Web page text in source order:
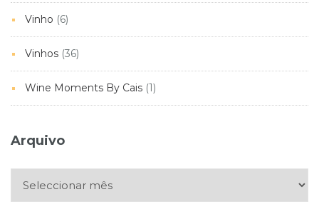
Vinho (6)
Vinhos (36)
Wine Moments By Cais (1)
Arquivo